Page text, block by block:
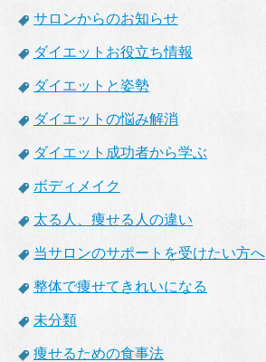
サロンからのお知らせ
ダイエットお役立ち情報
ダイエットと姿勢
ダイエットの悩み解消
ダイエット成功者から学ぶ
ボディメイク
太る人、痩せる人の違い
当サロンのサポートを受けたい方へ
整体で痩せてきれいになる
未分類
痩せるための食事法